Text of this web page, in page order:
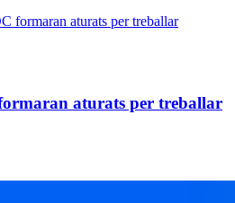
aturats per treballar